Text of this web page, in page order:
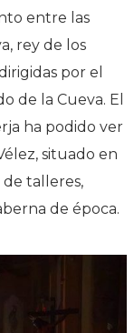
entre las
rey de los
por el
de la Cueva. El
ha podido ver
situado en
talleres,
de época.